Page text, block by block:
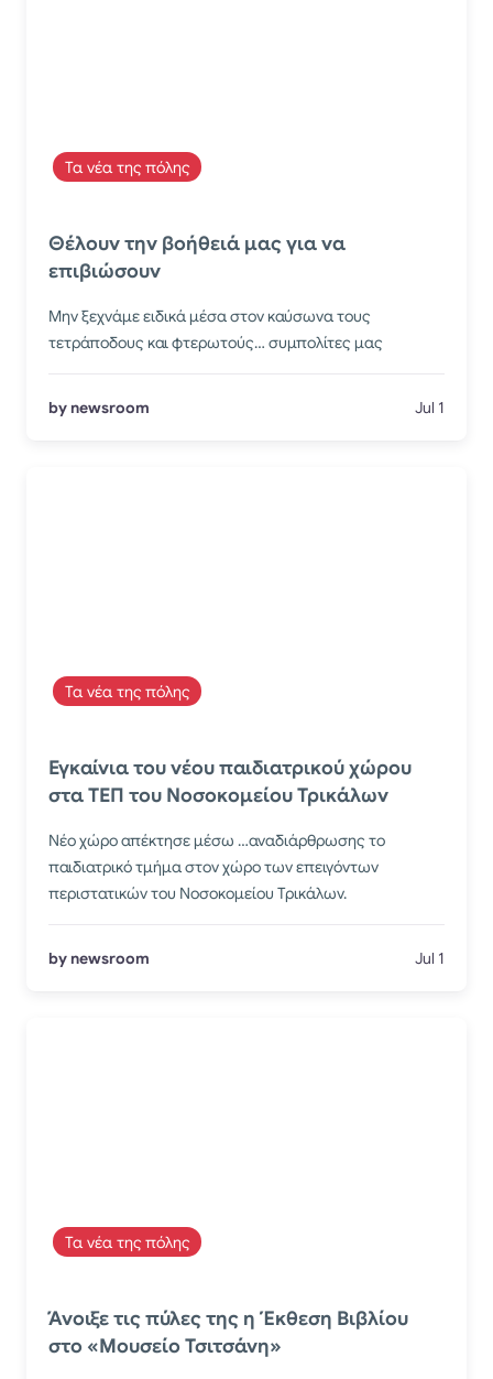
Τα νέα της πόλης
Θέλουν την βοήθειά μας για να
επιβιώσουν
Μην ξεχνάμε ειδικά μέσα στον καύσωνα τους
τετράποδους και φτερωτούς… συμπολίτες μας
by newsroom Jul 1
Τα νέα της πόλης
Εγκαίνια του νέου παιδιατρικού χώρου
στα ΤΕΠ του Νοσοκομείου Τρικάλων
Νέο χώρο απέκτησε μέσω …αναδιάρθρωσης το
παιδιατρικό τμήμα στον χώρο των επειγόντων
περιστατικών του Νοσοκομείου Τρικάλων.
by newsroom Jul 1
Τα νέα της πόλης
Άνοιξε τις πύλες της η Έκθεση Βιβλίου
στο «Μουσείο Τσιτσάνη»